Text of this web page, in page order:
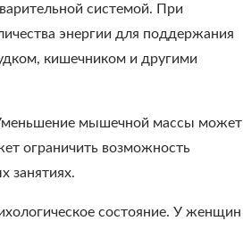
системой. При
энергии для поддержания
кишечником и другими
мышечной массы может
ограничить возможность
занятиях.
состояние. У женщин